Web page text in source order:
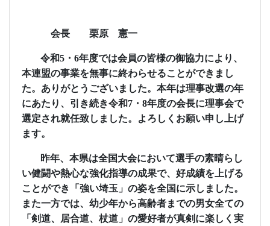
会長 栗原 憲一
令和5・ 6年度では会員の皆様の御協力により、
本連盟の事業を無事に終わらせることができまし
た。ありがとうございました。本年は理事改選の年
にあたり、引き続き令和7 ・ 8年度の会長に理事会で
選定され就任致しました。よろしくお願い申し上げ
ます。
昨年、本県は全国大会において選手の素晴らし
い健闘や熱心な強化指導の成果で、好成績を上げる
ことができ「強い埼玉」の姿を全国に示しました。
また一方では、幼少年から高齢者までの男女全ての
「剣道、居合道、杖道」の愛好者が真剣に楽しく実